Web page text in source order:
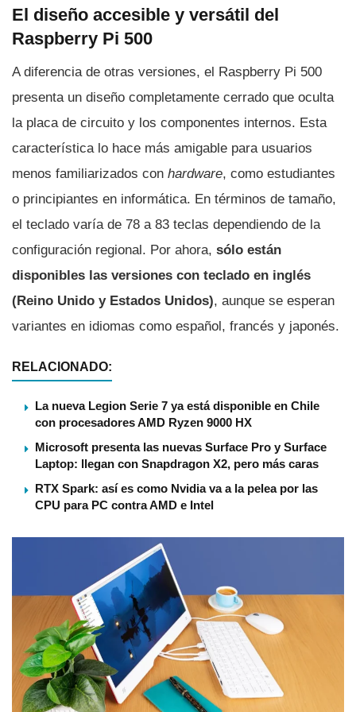
El diseño accesible y versátil del
Raspberry Pi 500
A diferencia de otras versiones, el Raspberry Pi 500
presenta un diseño completamente cerrado que oculta
la placa de circuito y los componentes internos. Esta
característica lo hace más amigable para usuarios
menos familiarizados con hardware, como estudiantes
o principiantes en informática. En términos de tamaño,
el teclado varía de 78 a 83 teclas dependiendo de la
configuración regional. Por ahora, sólo están
disponibles las versiones con teclado en inglés
(Reino Unido y Estados Unidos), aunque se esperan
variantes en idiomas como español, francés y japonés.
RELACIONADO:
La nueva Legion Serie 7 ya está disponible en Chile
con procesadores AMD Ryzen 9000 HX
Microsoft presenta las nuevas Surface Pro y Surface
Laptop: llegan con Snapdragon X2, pero más caras
RTX Spark: así es como Nvidia va a la pelea por las
CPU para PC contra AMD e Intel